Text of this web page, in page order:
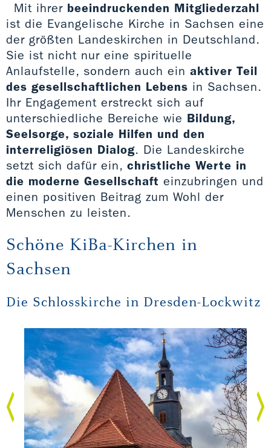
Mit ihrer beeindruckenden Mitgliederzahl
ist die Evangelische Kirche in Sachsen eine
der größten Landeskirchen in Deutschland.
Sie ist nicht nur eine spirituelle
Anlaufstelle, sondern auch ein aktiver Teil
des gesellschaftlichen Lebens in Sachsen.
Ihr Engagement erstreckt sich auf
unterschiedliche Bereiche wie Bildung,
Seelsorge, soziale Hilfen und den
interreligiösen Dialog. Die Landeskirche
setzt sich dafür ein, christliche Werte in
die moderne Gesellschaft einzubringen und
einen positiven Beitrag zum Wohl der
Menschen zu leisten.
Schöne KiBa-Kirchen in
Sachsen
Die Schlosskirche in Dresden-Lockwitz